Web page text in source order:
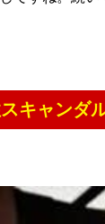
キャンダ